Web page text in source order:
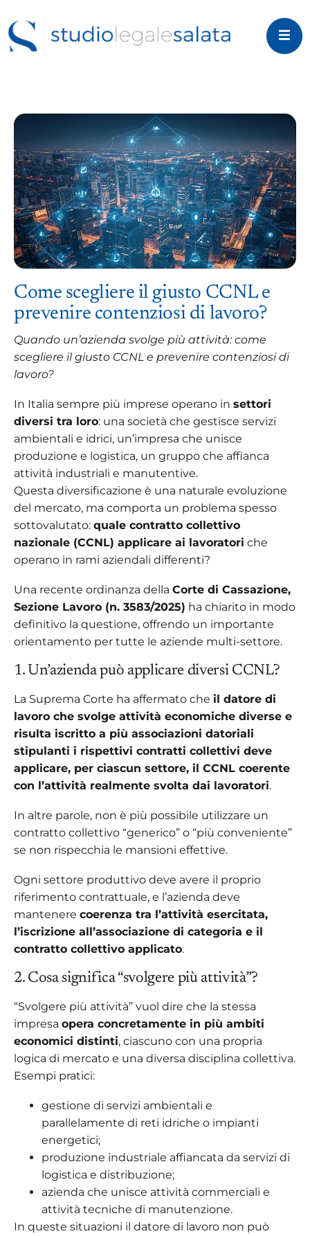
Come scegliere il giusto CCNL e
prevenire contenziosi di lavoro?
Quando un’azienda svolge più attività: come
scegliere il giusto CCNL e prevenire contenziosi di
lavoro?
In Italia sempre più imprese operano in settori
diversi tra loro: una società che gestisce servizi
ambientali e idrici, un’impresa che unisce
produzione e logistica, un gruppo che affianca
attività industriali e manutentive.
Questa diversificazione è una naturale evoluzione
del mercato, ma comporta un problema spesso
sottovalutato: quale contratto collettivo
nazionale (CCNL) applicare ai lavoratori che
operano in rami aziendali differenti?
Una recente ordinanza della Corte di Cassazione,
Sezione Lavoro (n. 3583/2025) ha chiarito in modo
definitivo la questione, offrendo un importante
orientamento per tutte le aziende multi-settore.
1. Un’azienda può applicare diversi CCNL?
La Suprema Corte ha affermato che il datore di
lavoro che svolge attività economiche diverse e
risulta iscritto a più associazioni datoriali
stipulanti i rispettivi contratti collettivi deve
applicare, per ciascun settore, il CCNL coerente
con l’attività realmente svolta dai lavoratori.
In altre parole, non è più possibile utilizzare un
contratto collettivo “generico” o “più conveniente”
se non rispecchia le mansioni effettive.
Ogni settore produttivo deve avere il proprio
riferimento contrattuale, e l’azienda deve
mantenere coerenza tra l’attività esercitata,
l’iscrizione all’associazione di categoria e il
contratto collettivo applicato.
2. Cosa significa “svolgere più attività”?
“Svolgere più attività” vuol dire che la stessa
impresa opera concretamente in più ambiti
economici distinti, ciascuno con una propria
logica di mercato e una diversa disciplina collettiva.
Esempi pratici:
gestione di servizi ambientali e
parallelamente di reti idriche o impianti
energetici;
produzione industriale affiancata da servizi di
logistica e distribuzione;
azienda che unisce attività commerciali e
attività tecniche di manutenzione.
In queste situazioni il datore di lavoro non può